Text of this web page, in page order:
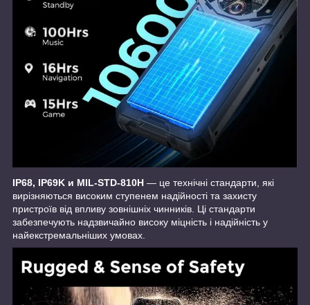
IP68, IP69K и MIL-STD-810H — це технічні стандарти, які
вирізняються високим ступенем надійності та захисту
пристроїв від впливу зовнішніх чинників. Ці стандарти
забезпечують надзвичайно високу міцність і надійність у
найекстремальніших умовах.